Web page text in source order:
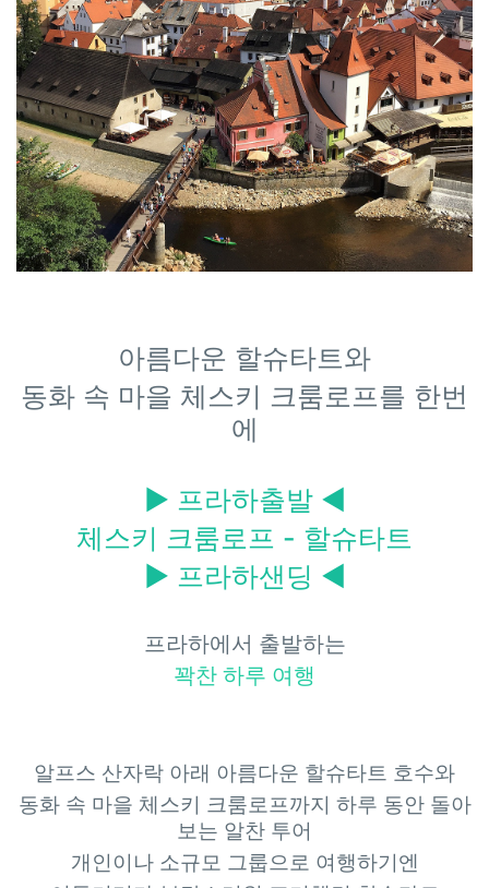
아름다운 할슈타트와
동화 속 마을 체스키 크룸로프를 한번
에
▶ 프라하출발◀
체스키 크룸로프 - 할슈타트
▶ 프라하샌딩 ◀
프라하에서 출발하는
꽉찬 하루 여행
알프스 산자락 아래 아름다운 할슈타트 호수와
동화 속 마을 체스키 크룸로프까지 하루 동안 돌아
보는 알찬 투어
개인이나 소규모 그룹으로 여행하기엔